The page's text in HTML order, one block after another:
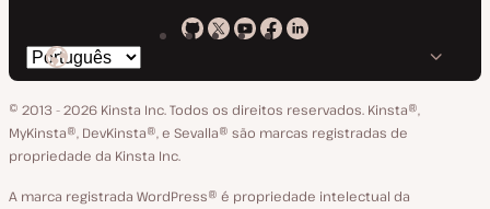
Kinsta
GitHub
Kinsta
X
Kinsta
YouTube
Kinsta
Facebook
Kinsta
LinkedIn
Trocar
o
idioma
© 2013 - 2026 Kinsta Inc. Todos os direitos reservados. Kinsta®‚
MyKinsta®‚ DevKinsta®‚ e Sevalla® são marcas registradas de
propriedade da Kinsta Inc.
A marca registrada WordPress® é propriedade intelectual da